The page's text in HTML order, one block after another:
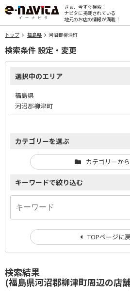
さぁ、今すぐ検索！
ナビタに掲載されている
地元のお店の情報が満載！
トップ 福島県 河沼郡柳津町
検索結果
(福島県河沼郡柳津町周辺の店
検索条件 設定・変更
選択中のエリア
福島県
河沼郡柳津町
カテゴリーを選ぶ
カテゴリーか
キーワードで絞り込む
TOPページに